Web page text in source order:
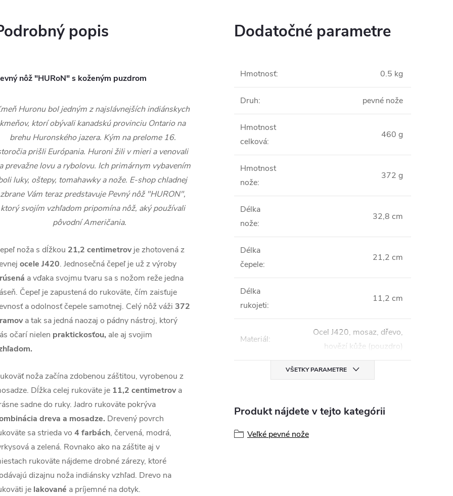
popis
nôž "HURoN" s koženým puzdrom
Huronu bol jedným z najslávnejších indiánskych
kmeňov, ktorí obývali kanadskú provinciu Ontario na
brehu Huronského jazera. Kým na prelome 16.
prišli Európania. Huroni žili v mieri a venovali
prevažne lovu a rybolovu. Ich primárnym vybavením
luky, oštepy, tomahawky a nože. E-shop chladnej
zbrane Vám teraz predstavuje Pevný nôž "HURON",
ktorý svojím vzhľadom pripomína nôž, aký používali
pôvodní Američania.
noža s dĺžkou 21,2 centimetrovje zhotovená z
ocele J420. Jednosečná čepeľ je už z výroby
a vďaka svojmu tvaru sa s nožom reže jedna
Čepeľ je zapustená do rukoväte, čím zaisťuje
a odolnosť čepele samotnej. Celý nôž váži 372
a tak sa jedná naozaj o pádny nástroj, ktorý
očarí nielen praktickosťou, ale aj svojim
noža začína zdobenou záštitou, vyrobenou z
Dĺžka celej rukoväte je 11,2 centimetrova
sadne do ruky. Jadro rukoväte pokrýva
dreva a mosadze. Drevený povrch
sa strieda vo 4 farbách, červená, modrá,
a zelená. Rovnako ako na záštite aj v
rukoväte nájdeme drobné zárezy, ktoré
dizajnu noža indiánsky vzhľad. Drevo na
je lakované a príjemné na dotyk.
Dodatočné parametre
Hmotnosť: 0.5 kg
Druh: pevné nože
Hmotnost
celková:
460 g
Hmotnost
nože:
372 g
Délka
nože:
32,8 cm
Délka
čepele:
21,2 cm
Délka
rukojeti:
11,2 cm
Materiál:
Ocel J420, mosaz, dřevo,
hovězí kůže (pouzdro)
VŠETKY PARAMETRE
Produkt nájdete v tejto kategórii
Veľké pevné nože